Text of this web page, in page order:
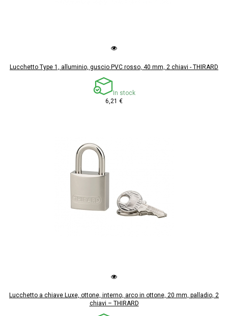
Lucchetto Type 1, alluminio, guscio PVC rosso, 40 mm, 2 chiavi - THIRARD
In stock
6,21 €
Lucchetto a chiave Luxe, ottone, interno, arco in ottone, 20 mm, palladio, 2
chiavi – THIRARD